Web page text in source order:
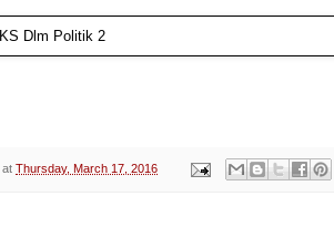
at Thursday, March 17, 2016